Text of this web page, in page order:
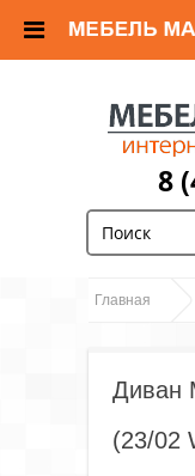
8
Главная
коньячный
Диван
(23/02